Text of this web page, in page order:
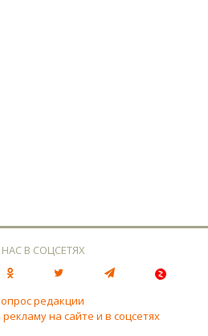
В СОЦСЕТЯХ
редакции
на сайте и в соцсетях